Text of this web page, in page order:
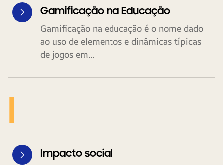
Gamificação na Educação
Gamificação na educação é o nome dado
ao uso de elementos e dinâmicas típicas
de jogos em...
I
Impacto social